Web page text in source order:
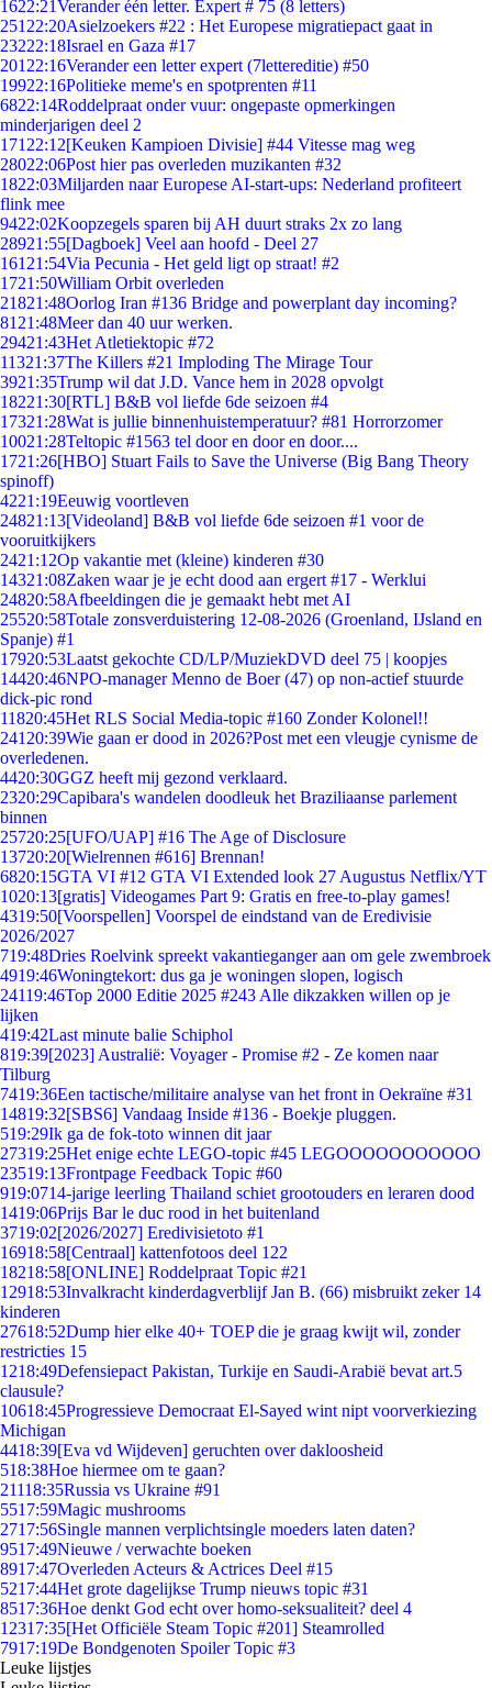
1622:21Verander één letter. Expert # 75 (8 letters)
251 22:20Asielzoekers #22 : Het Europese migratiepact gaat in
23222:18Israel en Gaza #17
201 22:16Verander een letter expert (7lettereditie) #50
19922:16Politieke meme's en spotprenten #11
6822:14Roddelpraat onder vuur: ongepaste opmerkingen
minderjarigen deel 2
171 22:12[Keuken Kampioen Divisie] #44 Vitesse mag weg
28022:06Post hier pas overleden muzikanten #32
1822:03Miljarden naar Europese AI-start-ups: Nederland profiteert
flink mee
9422:02Koopzegels sparen bij AH duurt straks 2x zo lang
28921:55[Dagboek] Veel aan hoofd - Deel 27
161 21:54Via Pecunia - Het geld ligt op straat! #2
1721:50William Orbit overleden
21821:48Oorlog Iran #136 Bridge and powerplant day incoming?
81 21:48Meer dan 40 uur werken.
29421:43Het Atletiektopic #72
11321:37The Killers #21 Imploding The Mirage Tour
3921:35Trump wil dat J.D. Vance hem in 2028 opvolgt
18221:30[RTL] B&B vol liefde 6de seizoen #4
17321:28Wat is jullie binnenhuistemperatuur? #81 Horrorzomer
10021:28Teltopic #1563 tel door en door en door....
1721:26[HBO] Stuart Fails to Save the Universe (Big Bang Theory
spinoff)
4221:19Eeuwig voortleven
24821:13[Videoland] B&B vol liefde 6de seizoen #1 voor de
vooruitkijkers
2421:12Op vakantie met (kleine) kinderen #30
14321:08Zaken waar je je echt dood aan ergert #17 - Werklui
24820:58Afbeeldingen die je gemaakt hebt met AI
25520:58Totale zonsverduistering 12-08-2026 (Groenland, IJsland en
Spanje) #1
17920:53Laatst gekochte CD/LP/MuziekDVD deel 75 | koopjes
14420:46NPO-manager Menno de Boer (47) op non-actief stuurde
dick-pic rond
11820:45Het RLS Social Media-topic #160 Zonder Kolonel!!
241 20:39Wie gaan er dood in 2026?Post met een vleugje cynisme de
overledenen.
4420:30GGZ heeft mij gezond verklaard.
2320:29Capibara's wandelen doodleuk het Braziliaanse parlement
binnen
25720:25[UFO/UAP] #16 The Age of Disclosure
13720:20[Wielrennen #616] Brennan!
6820:15GTA VI #12 GTA VI Extended look 27 Augustus Netflix/YT
1020:13[gratis] Videogames Part 9: Gratis en free-to-play games!
4319:50[Voorspellen] Voorspel de eindstand van de Eredivisie
2026/2027
719:48Dries Roelvink spreekt vakantieganger aan om gele zwembroek
4919:46Woningtekort: dus ga je woningen slopen, logisch
24119:46Top 2000 Editie 2025 #243 Alle dikzakken willen op je
lijken
419:42Last minute balie Schiphol
819:39[2023] Australië: Voyager - Promise #2 - Ze komen naar
Tilburg
7419:36Een tactische/militaire analyse van het front in Oekraïne #31
14819:32[SBS6] Vandaag Inside #136 - Boekje pluggen.
519:29Ik ga de fok-toto winnen dit jaar
27319:25Het enige echte LEGO-topic #45 LEGOOOOOOOOOOO
23519:13Frontpage Feedback Topic #60
919:0714-jarige leerling Thailand schiet grootouders en leraren dood
1419:06Prijs Bar le duc rood in het buitenland
3719:02[2026/2027] Eredivisietoto #1
16918:58[Centraal] kattenfotoos deel 122
18218:58[ONLINE] Roddelpraat Topic #21
12918:53Invalkracht kinderdagverblijf Jan B. (66) misbruikt zeker 14
kinderen
27618:52Dump hier elke 40+ TOEP die je graag kwijt wil, zonder
restricties 15
1218:49Defensiepact Pakistan, Turkije en Saudi-Arabië bevat art.5
clausule?
10618:45Progressieve Democraat El-Sayed wint nipt voorverkiezing
Michigan
4418:39[Eva vd Wijdeven] geruchten over dakloosheid
518:38Hoe hiermee om te gaan?
21118:35Russia vs Ukraine #91
5517:59Magic mushrooms
2717:56Single mannen verplichtsingle moeders laten daten?
9517:49Nieuwe / verwachte boeken
8917:47Overleden Acteurs & Actrices Deel #15
5217:44Het grote dagelijkse Trump nieuws topic #31
8517:36Hoe denkt God echt over homo-seksualiteit? deel 4
12317:35[Het Officiële Steam Topic #201] Steamrolled
7917:19De Bondgenoten Spoiler Topic #3
Leuke lijstjes